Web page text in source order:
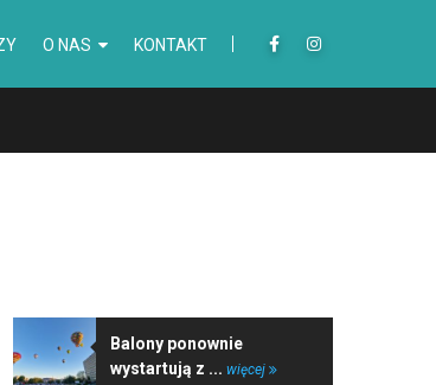
O NAS KONTAKT
Balony ponownie
wystartują z ... więcej